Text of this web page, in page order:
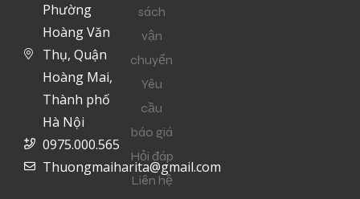
Phường
Hoàng Văn
Thụ, Quận
Hoàng Mai,
Thành phố
Hà Nội
0975.000.565
Thuongmaiharita@gmail.com
sách
vận
chuyển
Yêu
cầu
báo giá
Hỏi đáp
Liên hệ